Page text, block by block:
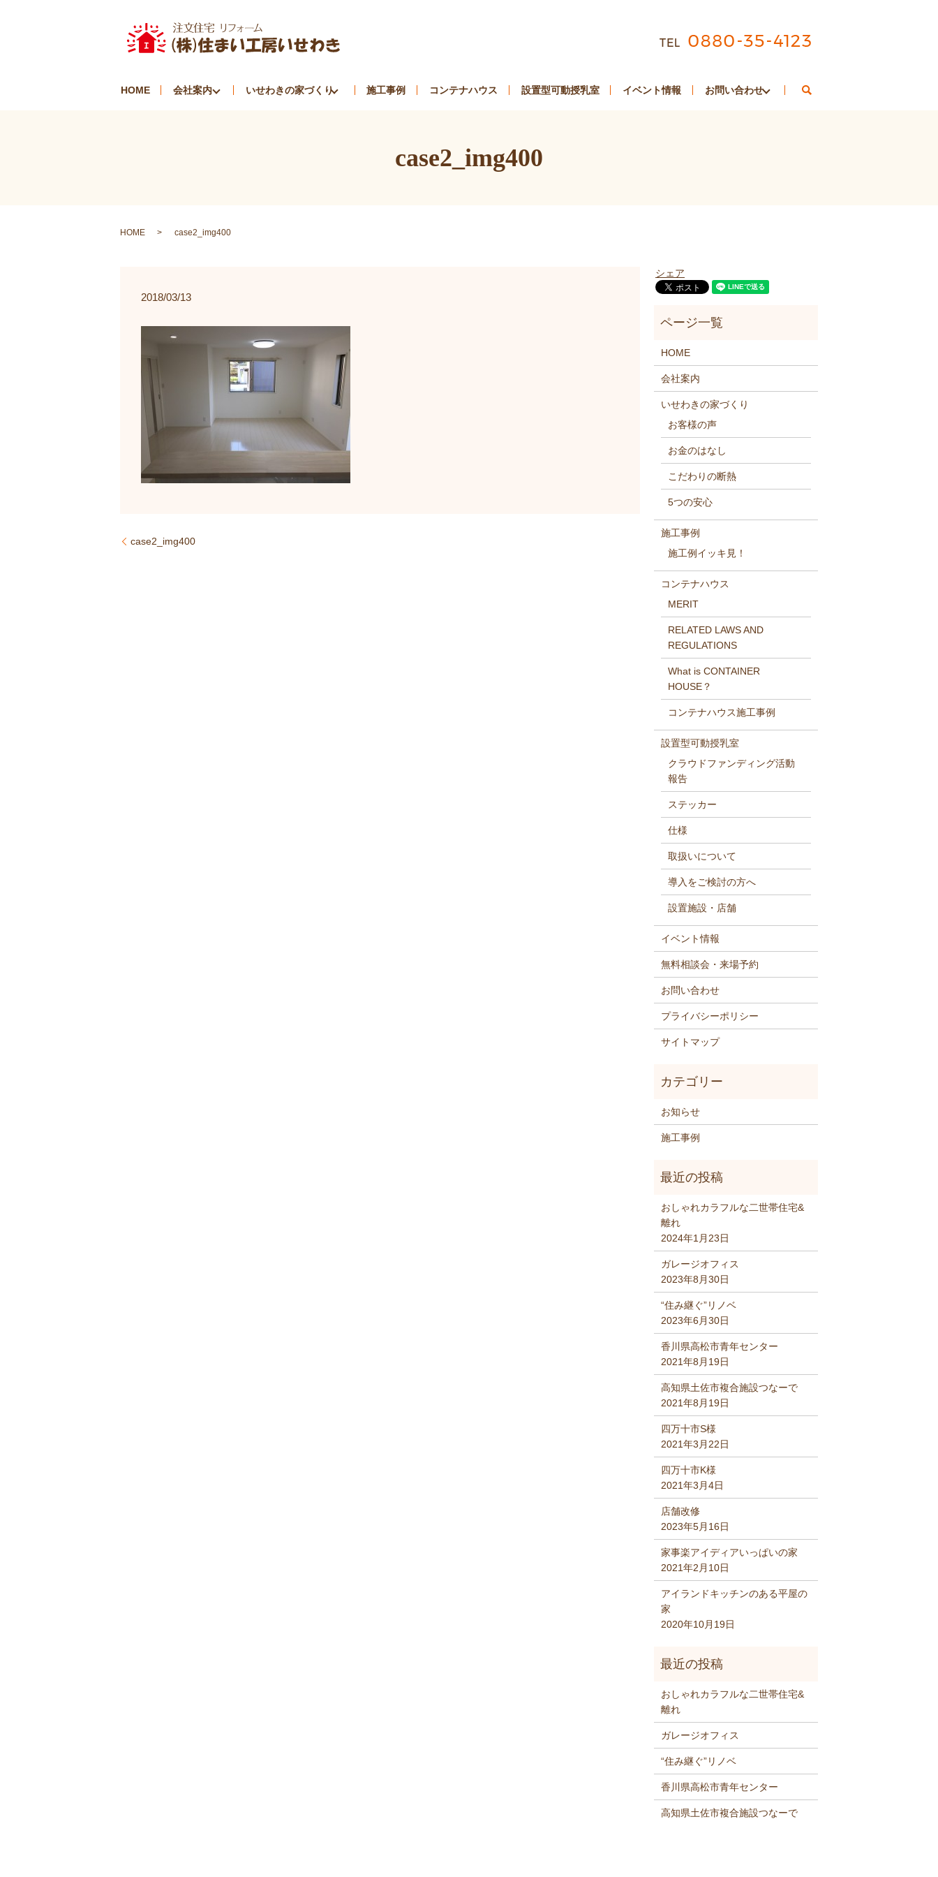
HOME 会社案内 いせわきの家づくり 施工事例 コンテナハウス 設置型可動授乳室 イベント情報 お問い合わせ
case2_img400
HOME case2_img400
2018/03/13
case2_img400
シェア
HOME
会社案内
いせわきの家づくり
お客様の声
お金のはなし
こだわりの断熱
5つの安心
施工事例
施工例イッキ見！
コンテナハウス
MERIT
RELATED LAWS AND
REGULATIONS
What is CONTAINER
HOUSE？
コンテナハウス施工事例
設置型可動授乳室
クラウドファンディング活動
報告
ステッカー
仕様
取扱いについて
導入をご検討の方へ
設置施設・店舗
イベント情報
無料相談会・来場予約
お問い合わせ
プライバシーポリシー
サイトマップ
お知らせ
施工事例
おしゃれカラフルな二世帯住宅&
離れ
2024年1月23日
ガレージオフィス
2023年8月30日
“住み継ぐ”リノベ
2023年6月30日
香川県高松市青年センター
2021年8月19日
高知県土佐市複合施設つなーで
2021年8月19日
四万十市S様
2021年3月22日
四万十市K様
2021年3月4日
店舗改修
2023年5月16日
家事楽アイディアいっぱいの家
2021年2月10日
アイランドキッチンのある平屋の
家
2020年10月19日
おしゃれカラフルな二世帯住宅&
離れ
ガレージオフィス
“住み継ぐ”リノベ
香川県高松市青年センター
高知県土佐市複合施設つなーで